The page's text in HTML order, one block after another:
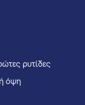
ρυτίδες
όψη